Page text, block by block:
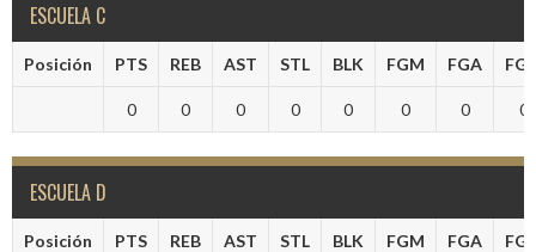
ESCUELA C
Posición PTS REB AST STL BLK FGM FGA
0 0 0 0 0 0 0 0
ESCUELA D
Posición PTS REB AST STL BLK FGM FGA